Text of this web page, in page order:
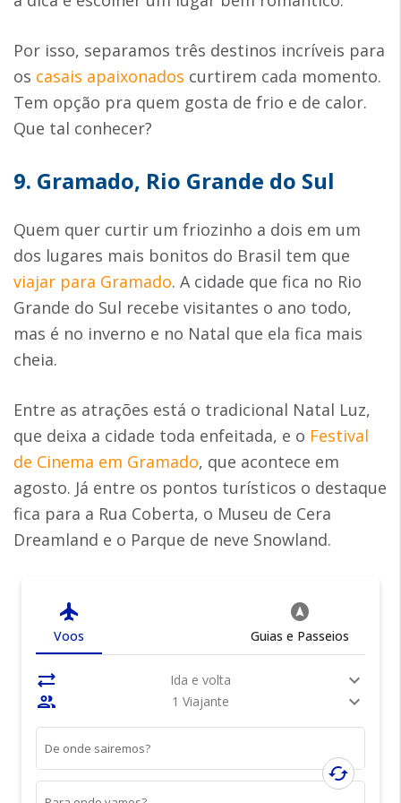
Por isso, separamos três destinos incríveis para
os casais apaixonados curtirem cada momento.
Tem opção pra quem gosta de frio e de calor.
Que tal conhecer?
9. Gramado, Rio Grande do Sul
Quem quer curtir um friozinho a dois em um
dos lugares mais bonitos do Brasil tem que
viajar para Gramado. A cidade que fica no Rio
Grande do Sul recebe visitantes o ano todo,
mas é no inverno e no Natal que ela fica mais
cheia.
Entre as atrações está o tradicional Natal Luz,
que deixa a cidade toda enfeitada, e o Festival
de Cinema em Gramado, que acontece em
agosto. Já entre os pontos turísticos o destaque
fica para a Rua Coberta, o Museu de Cera
Dreamland e o Parque de neve Snowland.
flight
Voos
assistant_navigation
Guias e Passeios
sync_alt Ida e volta
expand_more
people
1 Viajante expand_more
De onde sairemos?
cached